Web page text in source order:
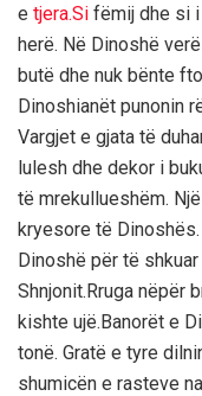
e tjera.Si fёmij dhe si i
herё. Nё Dinoshё
butё dhe nuk bёnte
Dinoshianёt punonin
Vargjet e gjata tё
lulesh dhe dekor i
tё mrekullueshёm.
kryesore tё
Dinoshё pёr tё
Shnjonit.Rruga nёpёr
kishte ujё.Banorёt e
tonё. Gratё e tyre
shumicёn e rasteve